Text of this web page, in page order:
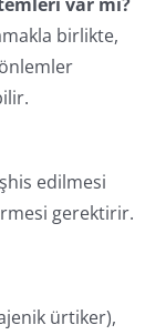
birlikte,
edilmesi
gerektirir.
ürtiker),